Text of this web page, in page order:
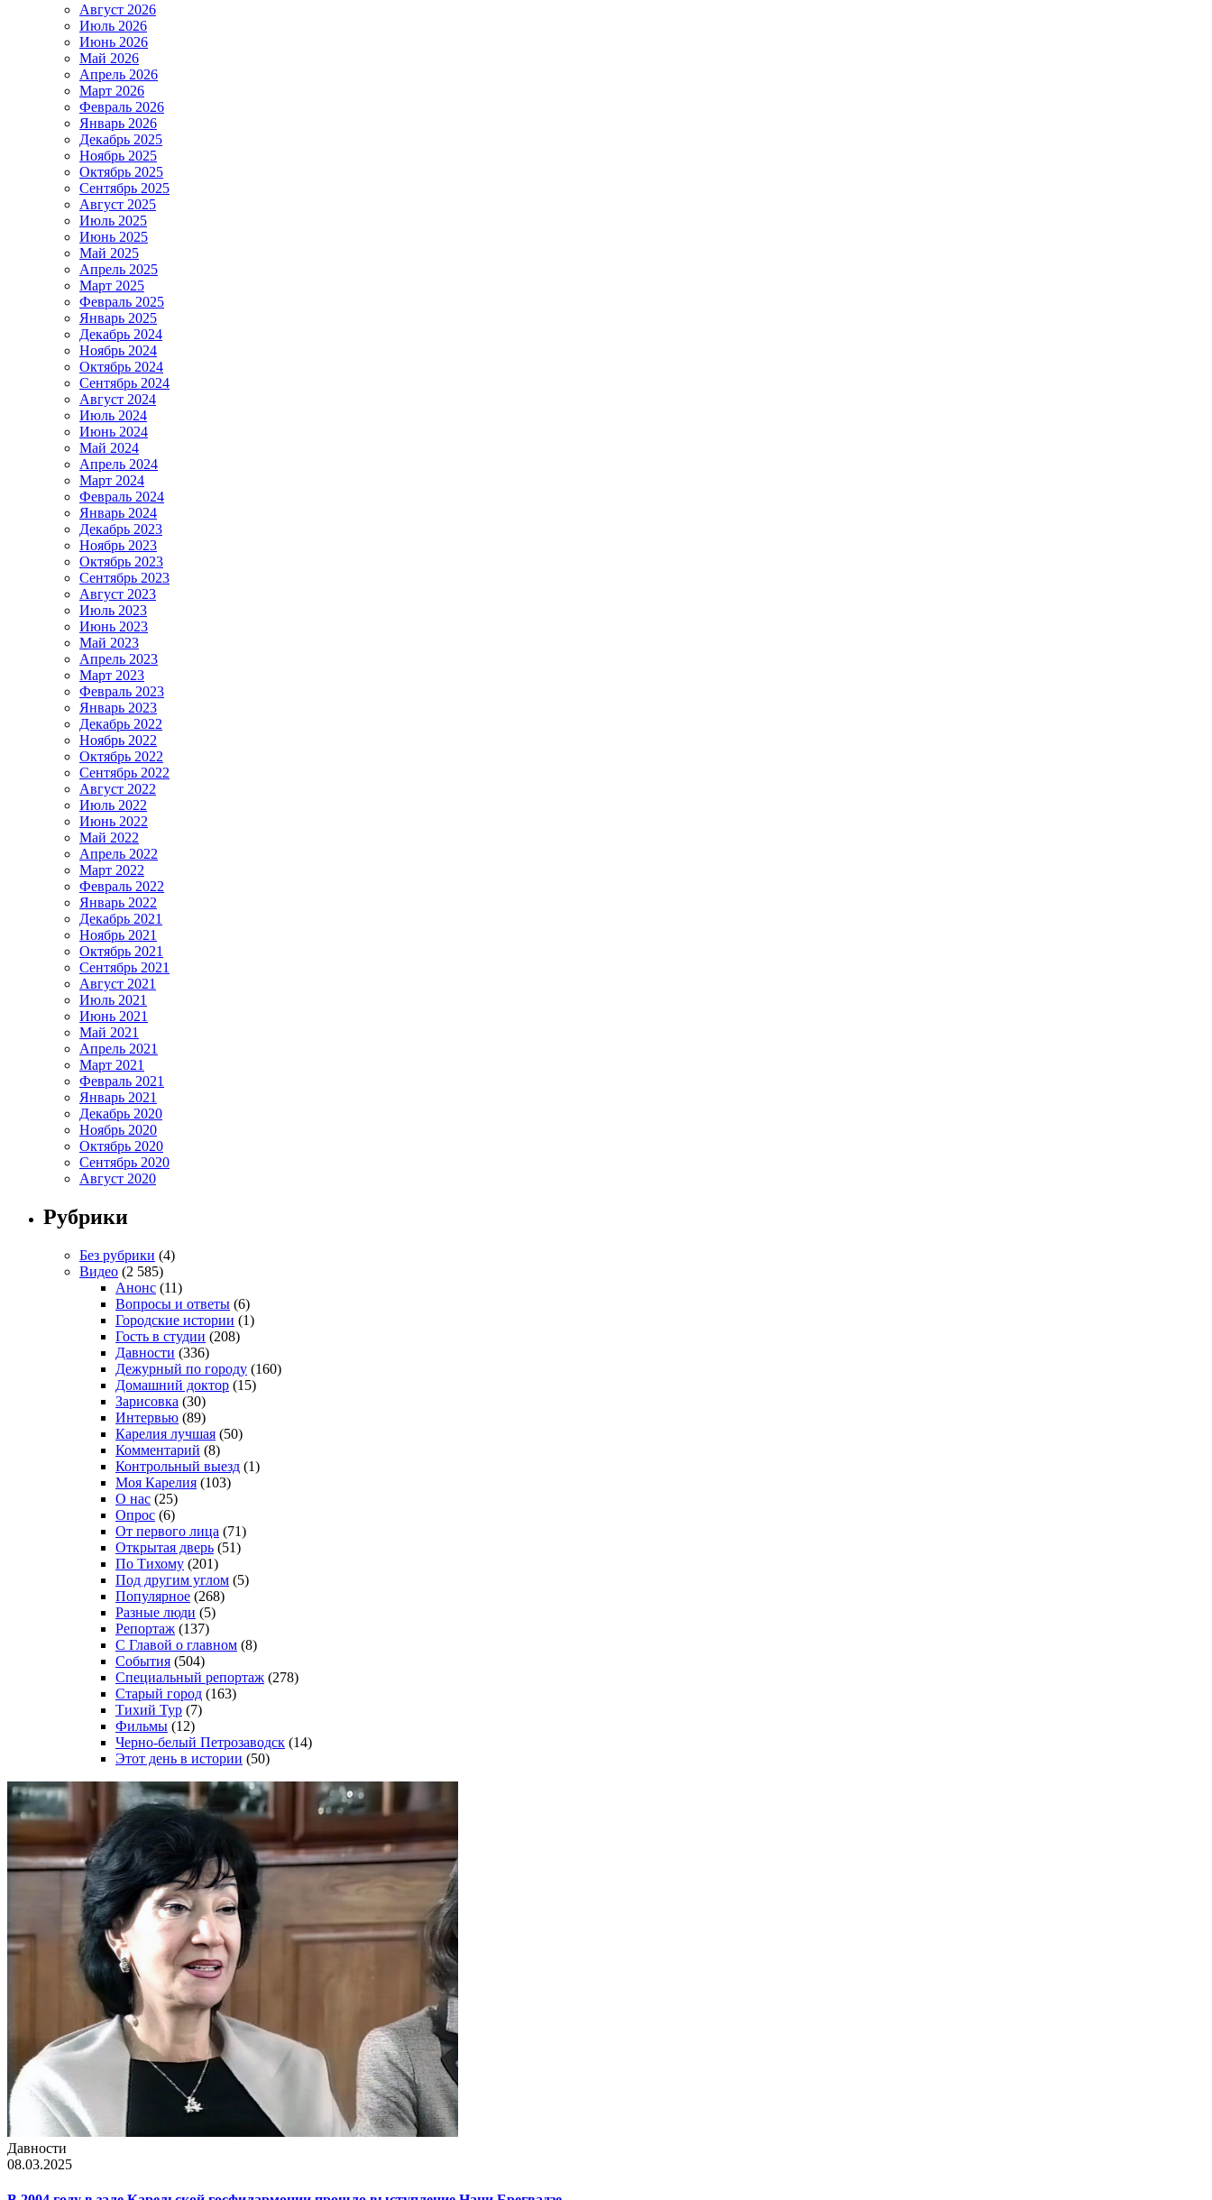
Август 2026
Июль 2026
Июнь 2026
Май 2026
Апрель 2026
Март 2026
Февраль 2026
Январь 2026
Декабрь 2025
Ноябрь 2025
Октябрь 2025
Сентябрь 2025
Август 2025
Июль 2025
Июнь 2025
Май 2025
Апрель 2025
Март 2025
Февраль 2025
Январь 2025
Декабрь 2024
Ноябрь 2024
Октябрь 2024
Сентябрь 2024
Август 2024
Июль 2024
Июнь 2024
Май 2024
Апрель 2024
Март 2024
Февраль 2024
Январь 2024
Декабрь 2023
Ноябрь 2023
Октябрь 2023
Сентябрь 2023
Август 2023
Июль 2023
Июнь 2023
Май 2023
Апрель 2023
Март 2023
Февраль 2023
Январь 2023
Декабрь 2022
Ноябрь 2022
Октябрь 2022
Сентябрь 2022
Август 2022
Июль 2022
Июнь 2022
Май 2022
Апрель 2022
Март 2022
Февраль 2022
Январь 2022
Декабрь 2021
Ноябрь 2021
Октябрь 2021
Сентябрь 2021
Август 2021
Июль 2021
Июнь 2021
Май 2021
Апрель 2021
Март 2021
Февраль 2021
Январь 2021
Декабрь 2020
Ноябрь 2020
Октябрь 2020
Сентябрь 2020
Август 2020
Рубрики
Без рубрики (4)
Видео (2 585)
Анонс (11)
Вопросы и ответы (6)
Городские истории (1)
Гость в студии (208)
Давности (336)
Дежурный по городу (160)
Домашний доктор (15)
Зарисовка (30)
Интервью (89)
Карелия лучшая (50)
Комментарий (8)
Контрольный выезд (1)
Моя Карелия (103)
О нас (25)
Опрос (6)
От первого лица (71)
Открытая дверь (51)
По Тихому (201)
Под другим углом (5)
Популярное (268)
Разные люди (5)
Репортаж (137)
С Главой о главном (8)
События (504)
Специальный репортаж (278)
Старый город (163)
Тихий Тур (7)
Фильмы (12)
Черно-белый Петрозаводск (14)
Этот день в истории (50)
Давности
08.03.2025